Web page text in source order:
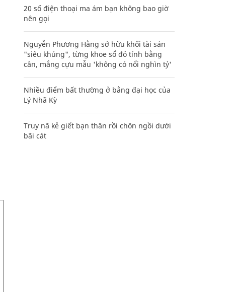
20 số điện thoại ma ám bạn không bao giờ
nên gọi
Nguyễn Phương Hằng sở hữu khối tài sản
"siêu khủng", từng khoe sổ đỏ tính bằng
cân, mắng cựu mẫu 'không có nổi nghìn tỷ'
Nhiều điểm bất thường ở bằng đại học của
Lý Nhã Kỳ
Truy nã kẻ giết bạn thân rồi chôn ngồi dưới
bãi cát